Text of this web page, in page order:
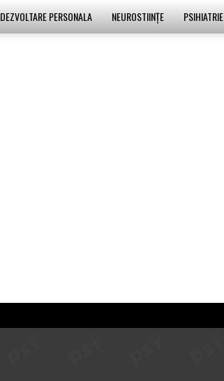
DEZVOLTARE PERSONALA NEUROSTIINȚE PSIHIATRIE